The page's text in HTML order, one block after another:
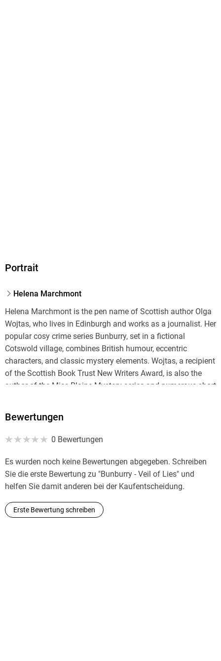
Portrait
Helena Marchmont
Helena Marchmont is the pen name of Scottish author Olga
Wojtas, who lives in Edinburgh and works as a journalist. Her
popular cosy crime series Bunburry, set in a fictional
Cotswold village, combines British humour, eccentric
characters, and classic mystery elements. Wojtas, a recipient
of the Scottish Book Trust New Writers Award, is also the
author of the Miss Blaine Mystery series and numerous short
Bewertungen
0 Bewertungen
Es wurden noch keine Bewertungen abgegeben. Schreiben
Sie die erste Bewertung zu "Bunburry - Veil of Lies" und
helfen Sie damit anderen bei der Kaufentscheidung.
Erste Bewertung schreiben